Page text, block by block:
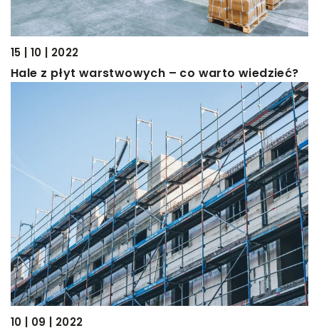
15 | 10 | 2022
Hale z płyt warstwowych – co warto wiedzieć?
10 | 09 | 2022